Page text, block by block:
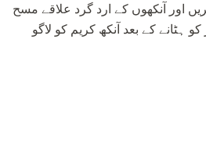
اور آنکھوں کے ارد گرد علاقے مسح
ہٹانے کے بعد آنکھ کریم کو لاگو